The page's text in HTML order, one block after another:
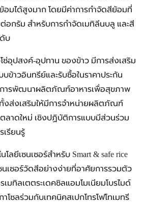
มได้สูงมาก โดยมีค่าการกำจัดสีย้อมที่
ต่อกรัม สำหรับการกำจัดเมทิลีนบลู และสี
บ
อุปสงค์-อุปทาน ของข้าว มีการส่งเสริม
บข้าวอินทรีย์และรับซื้อในราคาประกัน
ารพัฒนาผลิตภัณฑ์อาหารเพื่อสุขภาพ
งส่งเสริมให้มีการจำหน่ายผลิตภัณฑ์
ลาดใหม่ เชิงปฏิบัติการแบบมีส่วนร่วม
เรียนรู้
ลยีเซนเซอร์สำหรับ Smart & safe rice
นเซอร์วัดสีอย่างง่ายที่อาศัยการรวมตัว
เมทิลเตตระเดคซิลแอมโมเนียมโบรไมด์
โซลร่วมกับเทคนิคสเปกโทรโฟโทเมทรี